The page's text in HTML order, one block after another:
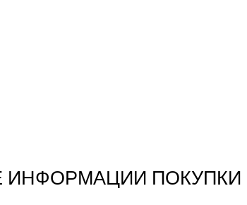
ИНФОРМАЦИИ ПОКУПКИ